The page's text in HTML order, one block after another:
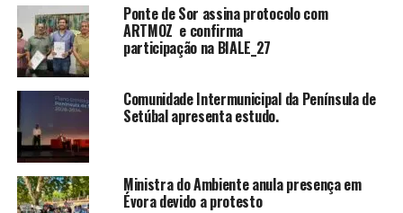
Ponte de Sor assina protocolo com
ARTMOZ e confirma
participação na BIALE_27
Comunidade Intermunicipal da Península de
Setúbal apresenta estudo.
Ministra do Ambiente anula presença em
Évora devido a protesto